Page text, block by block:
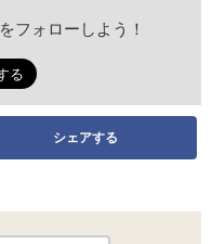
をフォローしよう！
シェアする